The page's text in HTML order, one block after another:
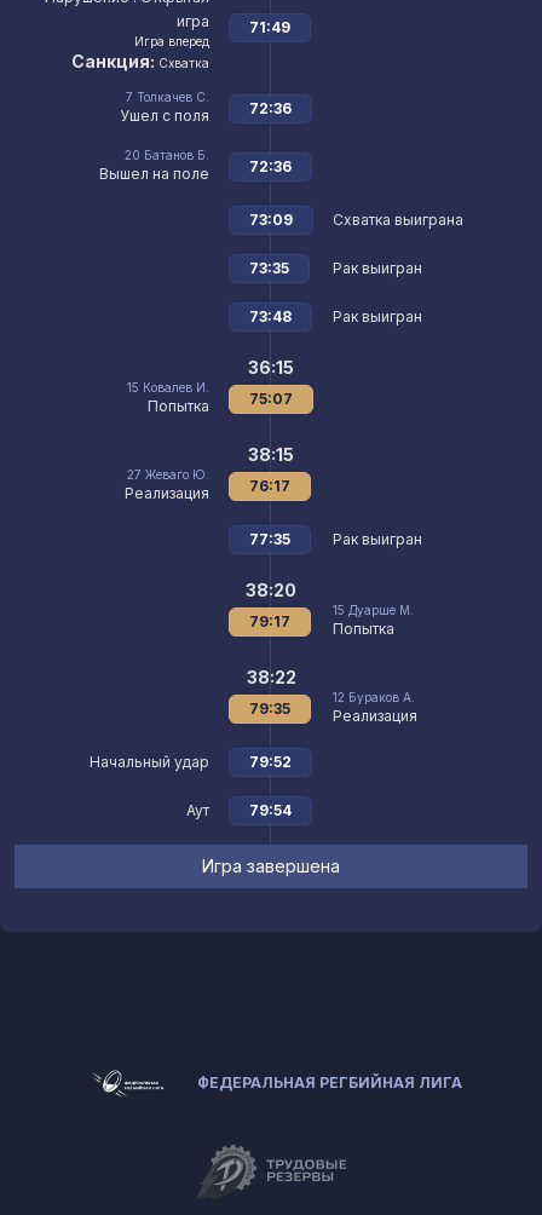
игра
Игра вперед
Санкция: Схватка
71:49
7 Толкачев С.
Ушел с поля 72:36
20 Батанов Б.
Вышел на поле 72:36
Схватка выиграна
73:09
Рак выигран
73:35
Рак выигран
73:48
15 Ковалев И.
Попытка
36:15
75:07
27 Жеваго Ю.
Реализация
38:15
76:17
Рак выигран
77:35
15 Дуарше М.
Попытка
38:20
79:17
12 Бураков А.
Реализация
38:22
79:35
Начальный удар 79:52
Аут 79:54
Игра завершена
ФЕДЕРАЛЬНАЯ РЕГБИЙНАЯ ЛИГА